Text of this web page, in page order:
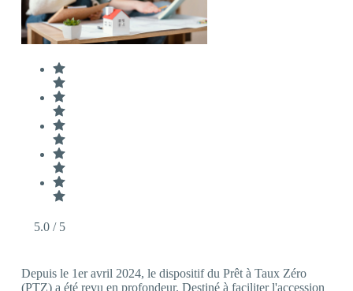
5.0 / 5
Depuis le 1er avril 2024, le dispositif du Prêt à Taux Zéro
(PTZ) a été revu en profondeur. Destiné à faciliter l'accession